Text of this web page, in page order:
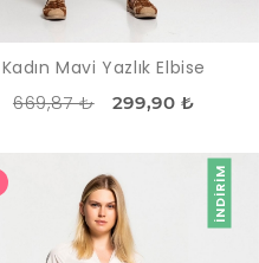
Kadın Mavi Yazlık Elbise
669,87 ₺ 299,90 ₺
İNDIRIM